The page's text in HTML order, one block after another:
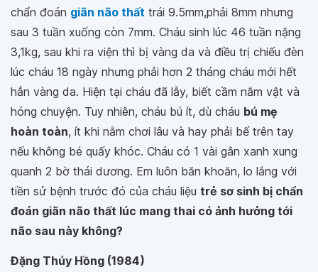
chẩn đoán giãn não thất trái 9.5mm,phải 8mm nhưng
sau 3 tuần xuống còn 7mm. Cháu sinh lúc 46 tuần nặng
3,1kg, sau khi ra viện thì bị vàng da và điều trị chiếu đèn
lúc cháu 18 ngày nhưng phải hơn 2 tháng cháu mới hết
hẳn vàng da. Hiện tại cháu đã lẫy, biết cầm nắm vật và
hóng chuyện. Tuy nhiên, cháu bú ít, dù cháu bú mẹ
hoàn toàn, ít khi nằm chơi lâu và hay phải bế trên tay
nếu không bé quấy khóc. Cháu có 1 vài gân xanh xung
quanh 2 bờ thái dương. Em luôn băn khoăn, lo lắng với
tiền sử bệnh trước đó của cháu liệu trẻ sơ sinh bị chẩn
đoán giãn não thất lúc mang thai có ảnh hưởng tới
não sau này không?
Đặng Thúy Hồng (1984)